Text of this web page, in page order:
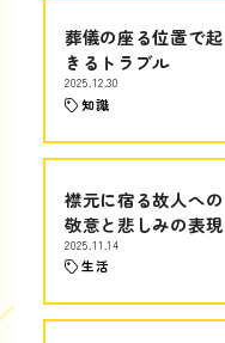
葬儀の座る位置で起
きるトラブル
2025.12.30
知識
襟元に宿る故人への
敬意と悲しみの表現
2025.11.14
生活